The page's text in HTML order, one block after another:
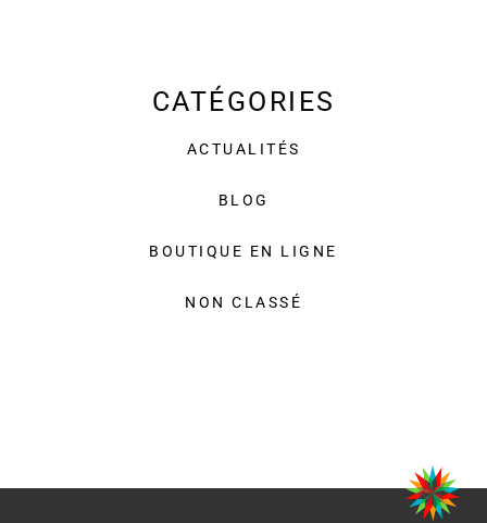
CATÉGORIES
ACTUALITÉS
BLOG
BOUTIQUE EN LIGNE
NON CLASSÉ